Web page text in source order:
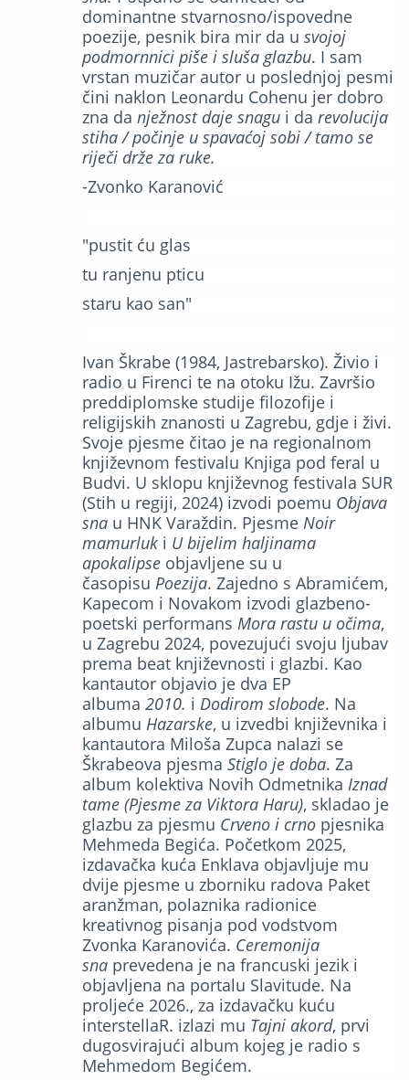
dominantne stvarnosno/ispovedne
poezije, pesnik bira mir da u svojoj
podmornnici piše i sluša glazbu. I sam
vrstan muzičar autor u poslednjoj pesmi
čini naklon Leonardu Cohenu jer dobro
zna da nježnost daje snagu i da revolucija
stiha / počinje u spavaćoj sobi / tamo se
riječi drže za ruke.
-Zvonko Karanović
"pustit ću glas
tu ranjenu pticu
staru kao san"
Ivan Škrabe (1984, Jastrebarsko). Živio i
radio u Firenci te na otoku Ižu. Završio
preddiplomske studije filozofije i
religijskih znanosti u Zagrebu, gdje i živi.
Svoje pjesme čitao je na regionalnom
književnom festivalu Knjiga pod feral u
Budvi. U sklopu književnog festivala SUR
(Stih u regiji, 2024) izvodi poemu Objava
snau HNK Varaždin. Pjesme Noir
mamurluki U bijelim haljinama
apokalipseobjavljene su u
časopisu Poezija. Zajedno s Abramićem,
Kapecom i Novakom izvodi glazbeno-
poetski performans Mora rastu u očima,
u Zagrebu 2024, povezujući svoju ljubav
prema beat književnosti i glazbi. Kao
kantautor objavio je dva EP
albuma 2010. i Dodirom slobode. Na
albumu Hazarske, u izvedbi književnika i
kantautora Miloša Zupca nalazi se
Škrabeova pjesma Stiglo je doba. Za
album kolektiva Novih Odmetnika Iznad
tame (Pjesme za Viktora Haru), skladao je
glazbu za pjesmu Crveno i crnopjesnika
Mehmeda Begića. Početkom 2025,
izdavačka kuća Enklava objavljuje mu
dvije pjesme u zborniku radova Paket
aranžman, polaznika radionice
kreativnog pisanja pod vodstvom
Zvonka Karanovića. Ceremonija
snaprevedena je na francuski jezik i
objavljena na portalu Slavitude. Na
proljeće 2026., za izdavačku kuću
interstellaR. izlazi mu Tajni akord, prvi
dugosvirajući album kojeg je radio s
Mehmedom Begićem.